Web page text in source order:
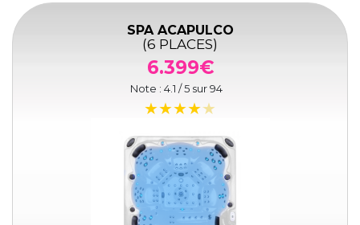
SPA ACAPULCO
(6 PLACES)
6.399€
Note : 4.1 / 5 sur94